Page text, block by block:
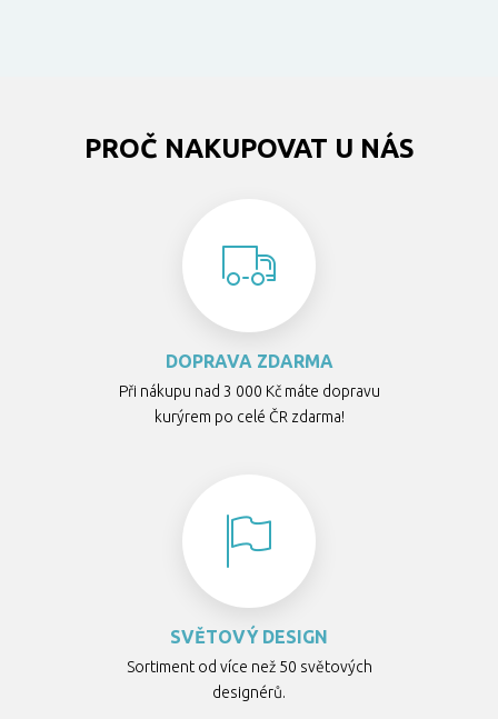
PROČ NAKUPOVAT U NÁS
DOPRAVA ZDARMA
Při nákupu nad 3 000 Kč máte dopravu
kurýrem po celé ČR zdarma!
SVĚTOVÝ DESIGN
Sortiment od více než 50 světových
designérů.